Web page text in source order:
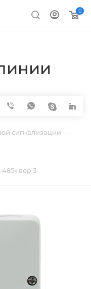
0
сигнализации —
вер.3